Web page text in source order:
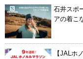
石井スポ
アの着こ
【JALホ